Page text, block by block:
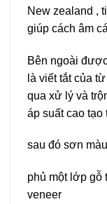
New zealand ,
giúp cách âm
Bên ngoài
là viết tắt của
qua xử lý và
áp suất cao tạo
sau đó sơn
phủ một lớp gỗ
veneer